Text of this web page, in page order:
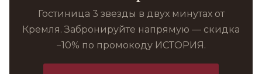
Гостиница 3 звезды в двух минутах от
Кремля. Забронируйте напрямую — скидка
−10% по промокоду ИСТОРИЯ.